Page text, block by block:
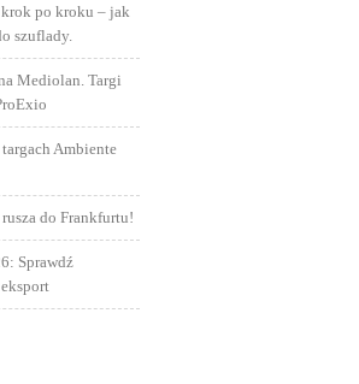
po kroku – jak
szuflady.
Mediolan. Targi
Ambiente
do Frankfurtu!
Sprawdź